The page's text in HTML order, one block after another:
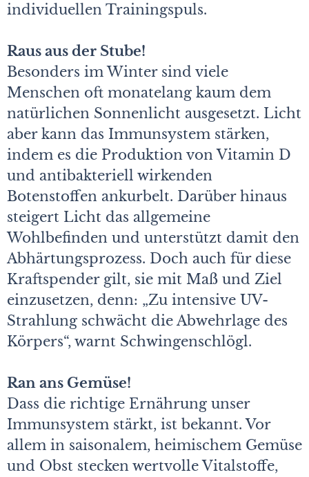
individuellen Trainingspuls.
Raus aus der Stube!
Besonders im Winter sind viele
Menschen oft monatelang kaum dem
natürlichen Sonnenlicht ausgesetzt. Licht
aber kann das Immunsystem stärken,
indem es die Produktion von Vitamin D
und antibakteriell wirkenden
Botenstoffen ankurbelt. Darüber hinaus
steigert Licht das allgemeine
Wohlbefinden und unterstützt damit den
Abhärtungsprozess. Doch auch für diese
Kraftspender gilt, sie mit Maß und Ziel
einzusetzen, denn: „Zu intensive UV-
Strahlung schwächt die Abwehrlage des
Körpers“, warnt Schwingenschlögl.
Ran ans Gemüse!
Dass die richtige Ernährung unser
Immunsystem stärkt, ist bekannt. Vor
allem in saisonalem, heimischem Gemüse
und Obst stecken wertvolle Vitalstoffe,